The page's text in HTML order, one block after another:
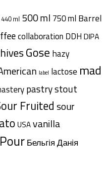
440 ml 500 ml 750 ml Barrel
collaboration DDH DIPA
Gose hazy
label lactose mad
pastry stout
Fruited sour
USAvanilla
БельгіяДанія